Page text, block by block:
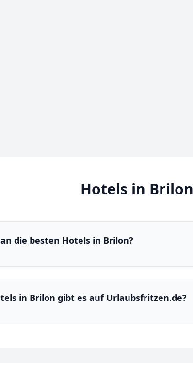
Hotels in Brilon
die besten Hotels in Brilon?
in Brilon gibt es auf Urlaubsfritzen.de?